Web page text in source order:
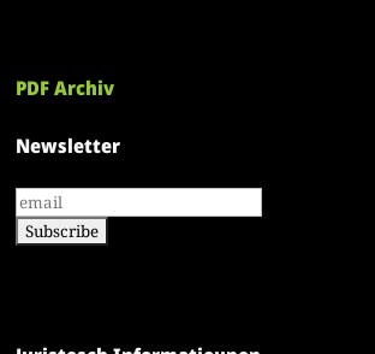
PDF Archiv
Newsletter